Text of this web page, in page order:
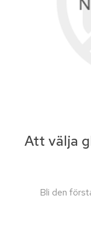
Att välja
Bli den